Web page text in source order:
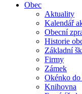
Obec
Aktuality
Kalendář
Obecní
Historie
Základní
Firmy
Zámek
Okénko do
Knihovna